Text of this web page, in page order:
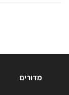
מדורים